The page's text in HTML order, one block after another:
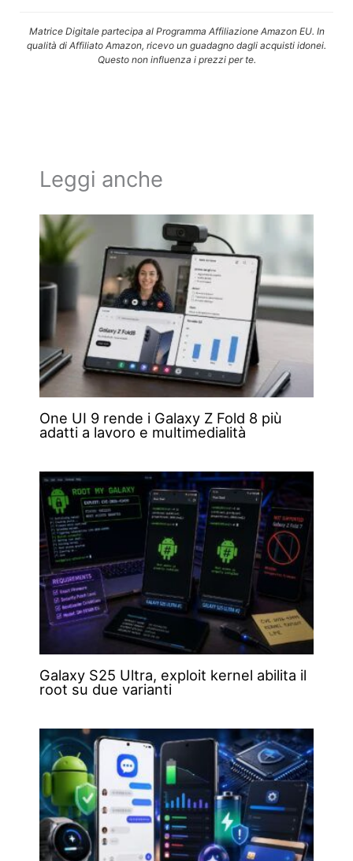
Matrice Digitale partecipa al Programma Affiliazione Amazon EU. In
qualità di Affiliato Amazon, ricevo un guadagno dagli acquisti idonei.
Questo non influenza i prezzi per te.
Leggi anche
One UI 9 rende i Galaxy Z Fold 8 più
adatti a lavoro e multimedialità
Galaxy S25 Ultra, exploit kernel abilita il
root su due varianti